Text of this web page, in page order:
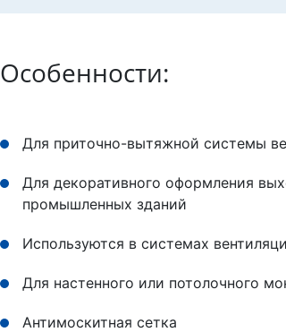
Особенности:
Для приточно-вытяжной системы
Для декоративного оформления
промышленных зданий
Используются в системах
Для настенного или потолочного
Антимоскитная сетка